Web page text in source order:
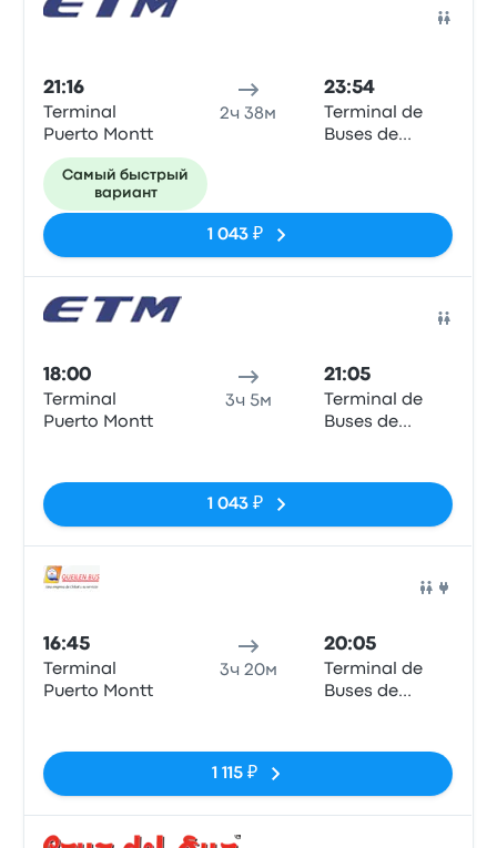
21:16
Terminal
Puerto Montt
2ч 38м
23:54
Terminal de
Buses de
Самый быстрый
вариант
1 043 ₽
18:00
Terminal
Puerto Montt
3ч 5м
21:05
Terminal de
Buses de
1 043 ₽
16:45
Terminal
Puerto Montt
3ч 20м
20:05
Terminal de
Buses de
1 115 ₽